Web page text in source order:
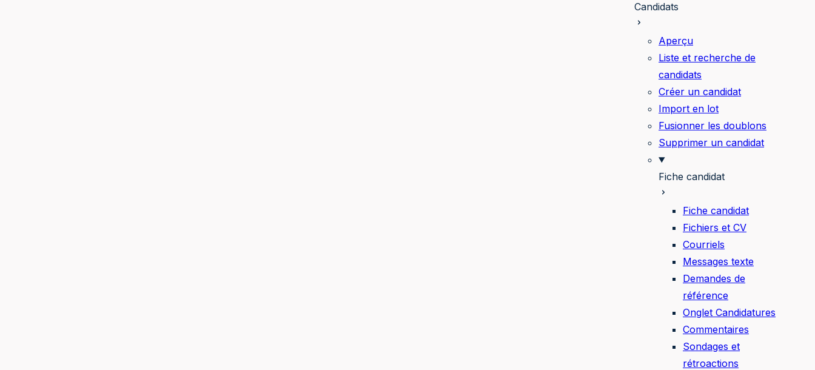
Candidats
Aperçu
Liste et recherche de
candidats
Créer un candidat
Import en lot
Fusionner les doublons
Supprimer un candidat
Fiche candidat
Fiche candidat
Fichiers et CV
Courriels
Messages texte
Demandes de
référence
Onglet Candidatures
Commentaires
Sondages et
rétroactions